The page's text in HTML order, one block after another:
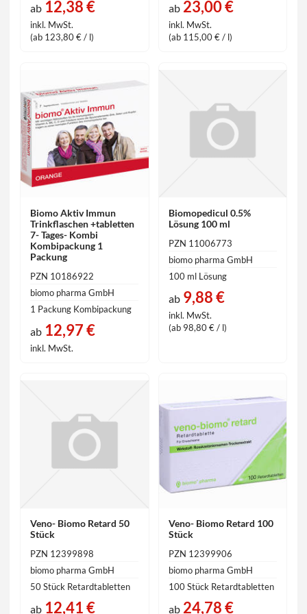
ab 12,38 €
inkl. MwSt.
(ab 123,80 € / l)
ab23,00 €
inkl. MwSt.
(ab 115,00 € / l)
Biomo Aktiv Immun
Trinkflaschen +tabletten
7- Tages- Kombi
Kombipackung 1
Packung
PZN 10186922
biomo pharma GmbH
1 Packung Kombipackung
ab 12,97 €
inkl. MwSt.
Biomopedicul 0.5%
Lösung 100 ml
PZN 11006773
biomo pharma GmbH
100 ml Lösung
ab9,88 €
inkl. MwSt.
(ab 98,80 € / l)
Veno- Biomo Retard 50
Stück
PZN 12399898
biomo pharma GmbH
50 Stück Retardtabletten
ab 12,41 €
Veno- Biomo Retard 100
Stück
PZN 12399906
biomo pharma GmbH
100 Stück Retardtabletten
ab24,78 €